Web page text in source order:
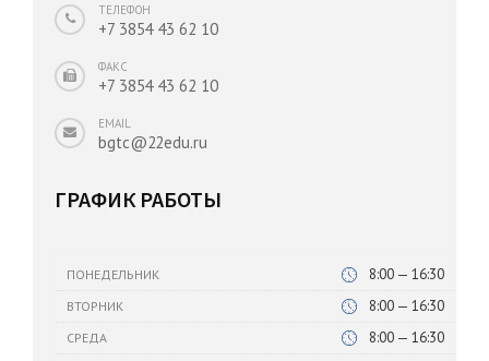
ТЕЛЕФОН
+7 3854 43 62 10
ФАКС
+7 3854 43 62 10
EMAIL
bgtc@22edu.ru
ГРАФИК РАБОТЫ
ПОНЕДЕЛЬНИК 8:00 — 16:30
ВТОРНИК 8:00 — 16:30
СРЕДА 8:00 — 16:30